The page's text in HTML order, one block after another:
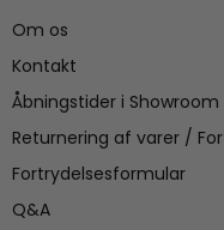
Om os
Kontakt
Åbningstider i Showroom
Returnering af varer /
Fortrydelsesformular
Q&A